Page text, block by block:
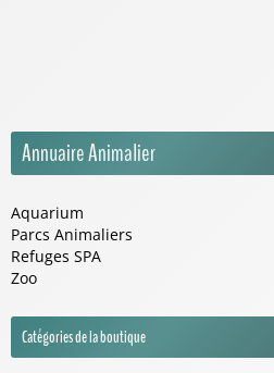
Annuaire Animalier
Aquarium
Parcs Animaliers
Refuges SPA
Zoo
Catégories de la boutique